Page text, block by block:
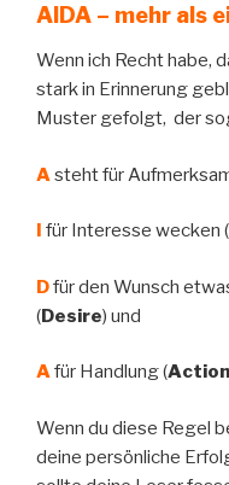
AIDA – mehr als
Wenn ich Recht habe,
stark in Erinnerung
Muster gefolgt, der
Asteht für
I für Interesse wecken (
Dfür den Wunsch
(Desire) und
Afür Handlung (Action
Wenn du diese Regel
deine persönliche